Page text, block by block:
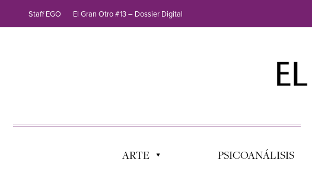
Staff EGO El Gran Otro #13 – Dossier Digital
ARTE PSICOANÁLISIS